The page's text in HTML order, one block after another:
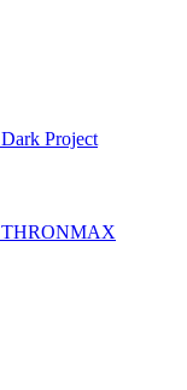
Dark Project
THRONMAX